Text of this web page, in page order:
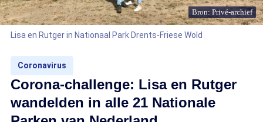
Bron: Privé-archief
Lisa en Rutger in Nationaal Park Drents-Friese Wold
Coronavirus
Corona-challenge: Lisa en Rutger
wandelden in alle 21 Nationale